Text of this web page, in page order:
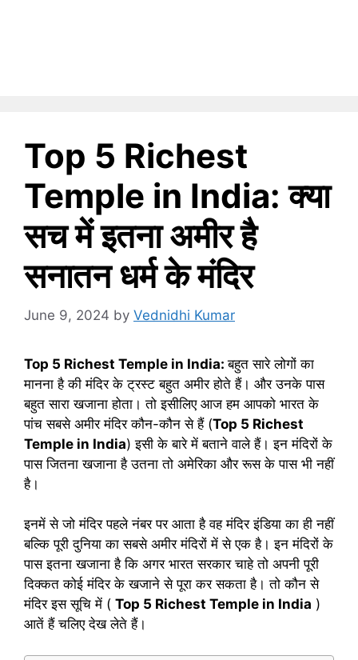
Top 5 Richest
Temple in India: क्या
सच में इतना अमीर है
सनातन धर्म के मंदिर
June 9, 2024 by Vednidhi Kumar
Top 5 Richest Temple in India:बहुत सारे लोगों का
मानना है की मंदिर के ट्रस्ट बहुत अमीर होते हैं। और उनके पास
बहुत सारा खजाना होता। तो इसीलिए आज हम आपको भारत के
पांच सबसे अमीर मंदिर कौन-कौन से हैं (Top 5 Richest
Temple in India) इसी के बारे में बताने वाले हैं। इन मंदिरों के
पास जितना खजाना है उतना तो अमेरिका और रूस के पास भी नहीं
है।
इनमें से जो मंदिर पहले नंबर पर आता है वह मंदिर इंडिया का ही नहीं
बल्कि पूरी दुनिया का सबसे अमीर मंदिरों में से एक है। इन मंदिरों के
पास इतना खजाना है कि अगर भारत सरकार चाहे तो अपनी पूरी
दिक्कत कोई मंदिर के खजाने से पूरा कर सकता है। तो कौन से
मंदिर इस सूचि में ( Top 5 Richest Temple in India )
आतें हैं चलिए देख लेते हैं।